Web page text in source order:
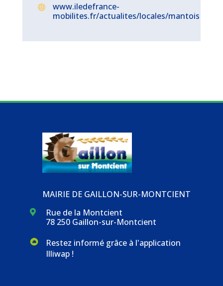

www.iledefrance-
mobilites.fr/actualites/locales/mantois
MAIRIE DE GAILLON-SUR-MONTCIENT

Rue de la Montcient
78 250 Gaillon-sur-Montcient
Restez informé grâce à l'application
Illiwap !